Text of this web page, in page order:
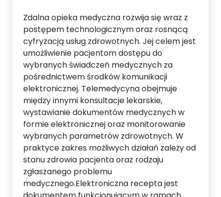
Zdalna opieka medyczna rozwija się wraz z
postępem technologicznym oraz rosnącą
cyfryzacją usług zdrowotnych. Jej celem jest
umożliwienie pacjentom dostępu do
wybranych świadczeń medycznych za
pośrednictwem środków komunikacji
elektronicznej. Telemedycyna obejmuje
między innymi konsultacje lekarskie,
wystawianie dokumentów medycznych w
formie elektronicznej oraz monitorowanie
wybranych parametrów zdrowotnych. W
praktyce zakres możliwych działań zależy od
stanu zdrowia pacjenta oraz rodzaju
zgłaszanego problemu
medycznego.Elektroniczna recepta jest